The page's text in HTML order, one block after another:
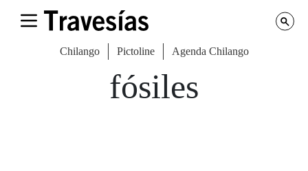
Chilango Pictoline Agenda Chilango
fósiles